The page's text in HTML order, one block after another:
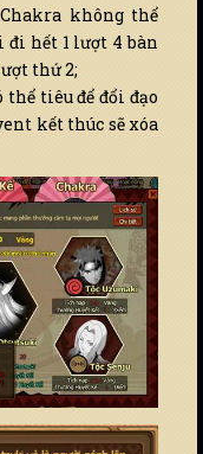
không thể
hết 1 lượt 4 bàn
thứ 2;
tiêu để đổi đạo
kết thúc sẽ xóa